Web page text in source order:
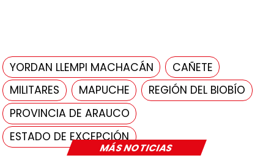
MÁS NOTICIAS
YORDAN LLEMPI MACHACÁN
CAÑETE
MILITARES
MAPUCHE
REGIÓN DEL BIOBÍO
PROVINCIA DE ARAUCO
ESTADO DE EXCEPCIÓN